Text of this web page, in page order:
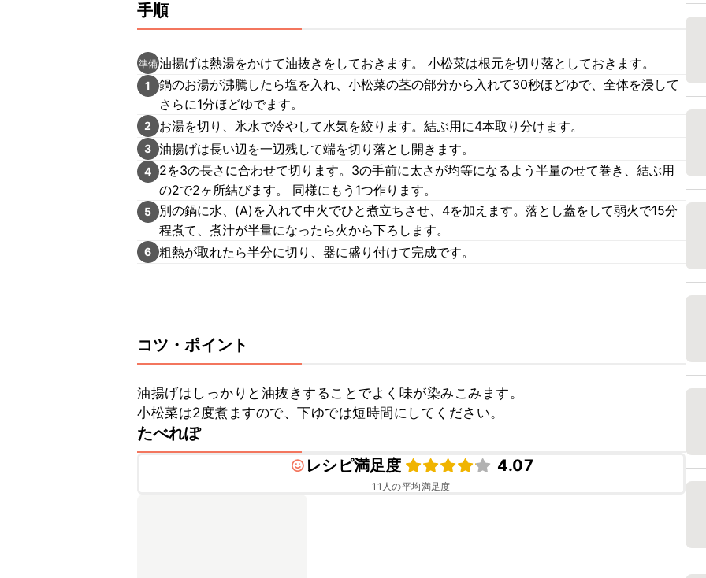
手順
準備油揚げは熱湯をかけて油抜きをしておきます。 小松菜は根元を切り落としておきます。
1
鍋のお湯が沸騰したら塩を入れ、小松菜の茎の部分から入れて30秒ほどゆで、全体を浸して
さらに1分ほどゆでます。
2 お湯を切り、氷水で冷やして水気を絞ります。結ぶ用に4本取り分けます。
3 油揚げは長い辺を一辺残して端を切り落とし開きます。
4
2を3の長さに合わせて切ります。3の手前に太さが均等になるよう半量のせて巻き、結ぶ用
の2で2ヶ所結びます。 同様にもう1つ作ります。
5
別の鍋に水、(A)を入れて中火でひと煮立ちさせ、4を加えます。落とし蓋をして弱火で15分
程煮て、煮汁が半量になったら火から下ろします。
6 粗熱が取れたら半分に切り、器に盛り付けて完成です。
コツ・ポイント
油揚げはしっかりと油抜きすることでよく味が染みこみます。
小松菜は2度煮ますので、下ゆでは短時間にしてください。
たべれぽ
レシピ満足度
4.07
11 人の平均満足度